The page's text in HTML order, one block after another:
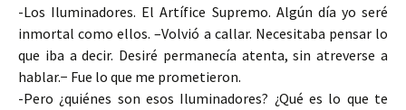
-Los Iluminadores. El Artífice Supremo. Algún día yo seré
inmortal como ellos. –Volvió a callar. Necesitaba pensar lo
que iba a decir. Desiré permanecía atenta, sin atreverse a
hablar.− Fue lo que me prometieron.
-Pero ¿quiénes son esos Iluminadores? ¿Qué es lo que te